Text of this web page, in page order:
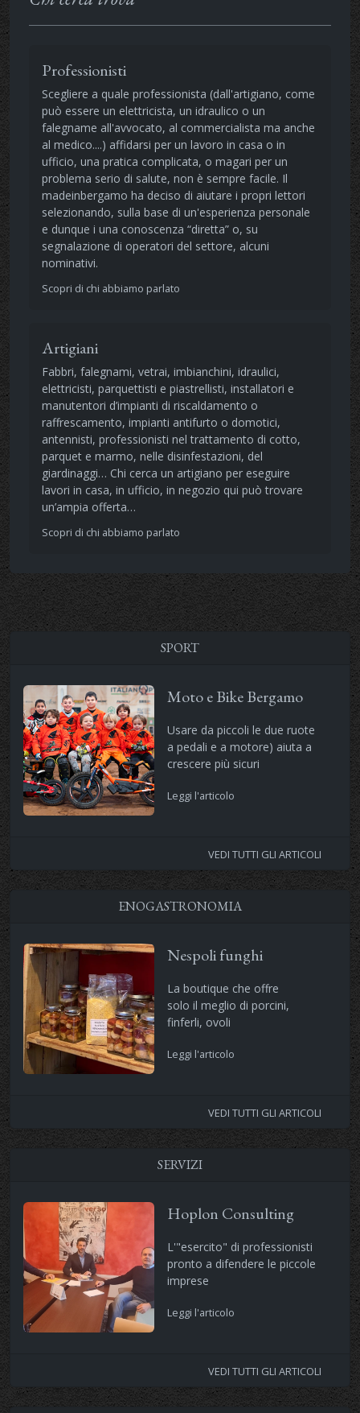
Professionisti
Scegliere a quale professionista (dall'artigiano, come
può essere un elettricista, un idraulico o un
falegname all'avvocato, al commercialista ma anche
al medico....) affidarsi per un lavoro in casa o in
ufficio, una pratica complicata, o magari per un
problema serio di salute, non è sempre facile. Il
madeinbergamo ha deciso di aiutare i propri lettori
selezionando, sulla base di un'esperienza personale
e dunque i una conoscenza “diretta” o, su
segnalazione di operatori del settore, alcuni
nominativi.
Scopri di chi abbiamo parlato
Artigiani
Fabbri, falegnami, vetrai, imbianchini, idraulici,
elettricisti, parquettisti e piastrellisti, installatori e
manutentori d’impianti di riscaldamento o
raffrescamento, impianti antifurto o domotici,
antennisti, professionisti nel trattamento di cotto,
parquet e marmo, nelle disinfestazioni, del
giardinaggi… Chi cerca un artigiano per eseguire
lavori in casa, in ufficio, in negozio qui può trovare
un’ampia offerta…
Scopri di chi abbiamo parlato
SPORT
Moto e Bike Bergamo
Usare da piccoli le due ruote
a pedali e a motore) aiuta a
crescere più sicuri
Leggi l'articolo
VEDI TUTTI GLI ARTICOLI
ENOGASTRONOMIA
Nespoli funghi
La boutique che offre
solo il meglio di porcini,
finferli, ovoli
Leggi l'articolo
VEDI TUTTI GLI ARTICOLI
SERVIZI
Hoplon Consulting
L'"esercito" di professionisti
pronto a difendere le piccole
imprese
Leggi l'articolo
VEDI TUTTI GLI ARTICOLI